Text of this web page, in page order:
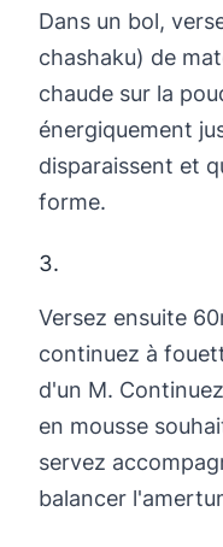
Dans un bol,
chashaku) de
chaude sur la
énergiquement
disparaissent et
forme.
Versez ensuite
continuez à
d'un M.
en mousse
servez
balancer